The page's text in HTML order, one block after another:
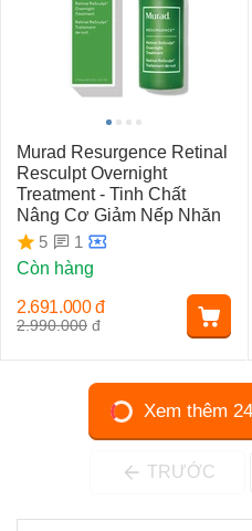
Murad Resurgence Retinal
Resculpt Overnight
Treatment - Tinh Chất
Nâng Cơ Giảm Nếp Nhăn
5
1
Còn hàng
2.990.000 đ
2.691.000 đ
Xem thêm
TRƯỚC